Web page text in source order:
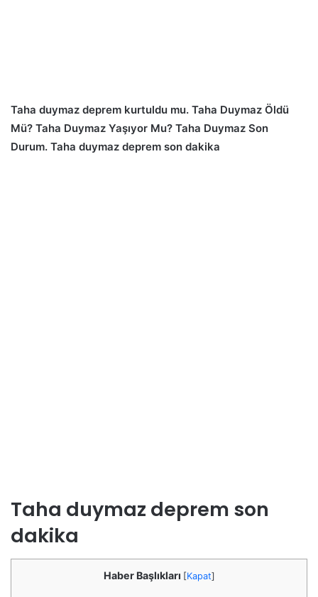
Taha duymaz deprem kurtuldu mu. Taha Duymaz Öldü
Mü? Taha Duymaz Yaşıyor Mu? Taha Duymaz Son
Durum. Taha duymaz deprem son dakika
Taha duymaz deprem son
dakika
Haber Başlıkları [Kapat]